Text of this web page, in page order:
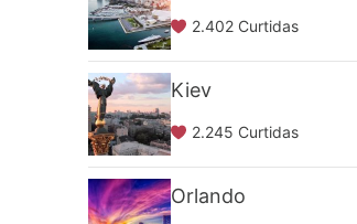
2.402 Curtidas
Kiev
2.245 Curtidas
Orlando